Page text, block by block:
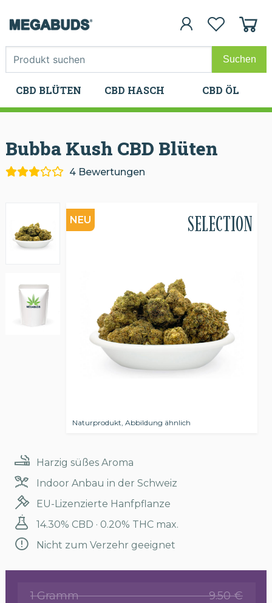
CBD BLÜTEN CBD HASCH CBD ÖL
CBD BLÜTEN CBD HASCH CBD ÖL
Bubba Kush CBD Blüten
4 Bewertungen
NEU SELECTION
Naturprodukt, Abbildung ähnlich
Harzig süßes Aroma
Indoor Anbau in der Schweiz
EU-Lizenzierte Hanfpflanze
14.30% CBD · 0.20% THC max.
Nicht zum Verzehr geeignet
1 Gramm 9.50 €